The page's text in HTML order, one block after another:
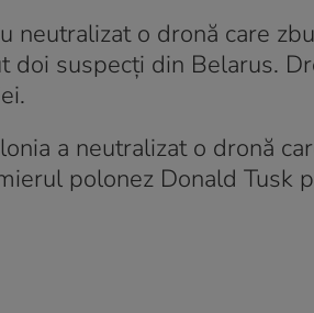
neutralizat o dronă care
doi suspecți din Belarus.
a neutralizat o dronă
polonez Donald Tusk